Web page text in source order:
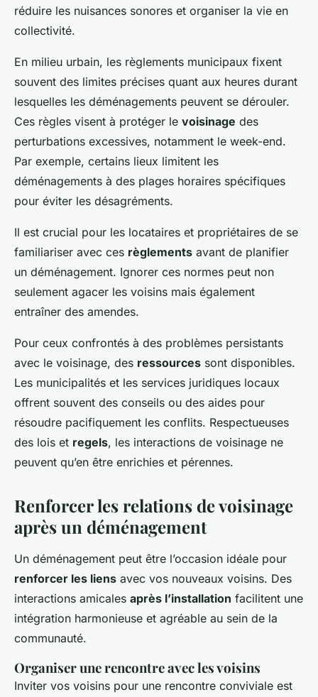
réduire les nuisances sonores et organiser la vie en
collectivité.
En milieu urbain, les règlements municipaux fixent
souvent des limites précises quant aux heures durant
lesquelles les déménagements peuvent se dérouler.
Ces règles visent à protéger le voisinage des
perturbations excessives, notamment le week-end.
Par exemple, certains lieux limitent les
déménagements à des plages horaires spécifiques
pour éviter les désagréments.
Il est crucial pour les locataires et propriétaires de se
familiariser avec ces règlements avant de planifier
un déménagement. Ignorer ces normes peut non
seulement agacer les voisins mais également
entraîner des amendes.
Pour ceux confrontés à des problèmes persistants
avec le voisinage, des ressources sont disponibles.
Les municipalités et les services juridiques locaux
offrent souvent des conseils ou des aides pour
résoudre pacifiquement les conflits. Respectueuses
des lois et regels, les interactions de voisinage ne
peuvent qu’en être enrichies et pérennes.
Renforcer les relations de voisinage
après un déménagement
Un déménagement peut être l’occasion idéale pour
renforcer les liens avec vos nouveaux voisins. Des
interactions amicales après l’installation facilitent une
intégration harmonieuse et agréable au sein de la
communauté.
Organiser une rencontre avec les voisins
Inviter vos voisins pour une rencontre conviviale est